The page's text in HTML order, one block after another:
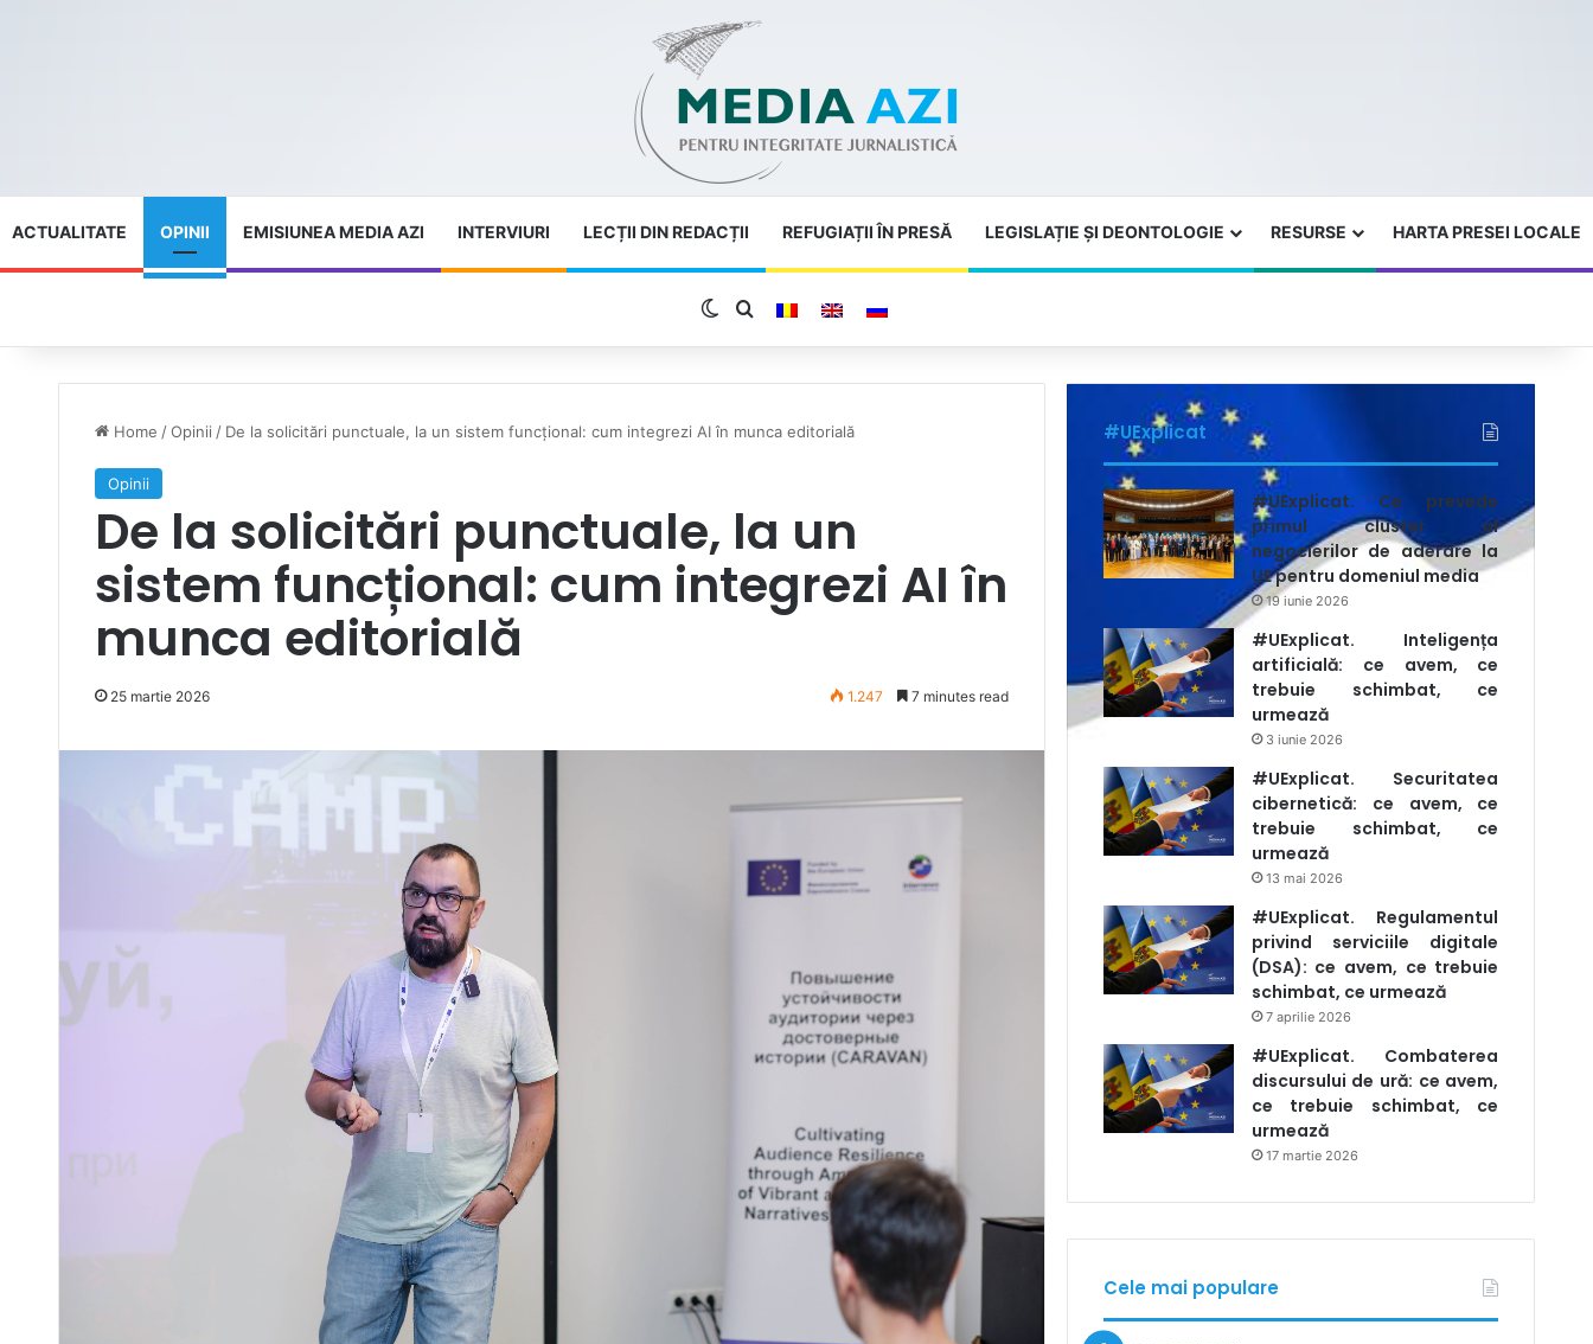
ACTUALITATE OPINII EMISIUNEA MEDIA AZI INTERVIURI LECȚII DIN REDACȚII REFUGIAȚII ÎN PRESĂ LEGISLAȚIE ȘI DEONTOLOGIE RESURSE HARTA PRESEI LOCALE
Switch skin
Search for
Home / Opinii / De la solicitări punctuale, la un sistem funcțional: cum integrezi AI în munca editorială
Opinii
De la solicitări punctuale, la un
sistem funcțional: cum integrezi AI în
munca editorială
25 martie 2026 1.247 7 minutes read
#UExplicat
#UExplicat. Ce prevede
primul cluster al
negocierilor de aderare la
UE pentru domeniul media
19 iunie 2026
#UExplicat. Inteligența
artificială: ce avem, ce
trebuie schimbat, ce
urmează
3 iunie 2026
#UExplicat. Securitatea
cibernetică: ce avem, ce
trebuie schimbat, ce
urmează
13 mai 2026
#UExplicat. Regulamentul
privind serviciile digitale
(DSA): ce avem, ce trebuie
schimbat, ce urmează
7 aprilie 2026
#UExplicat. Combaterea
discursului de ură: ce avem,
ce trebuie schimbat, ce
urmează
17 martie 2026
Cele mai populare